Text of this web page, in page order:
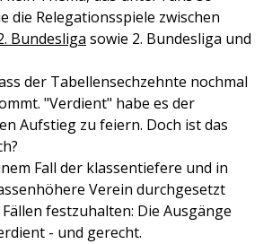
die Relegationsspiele zwischen
Bundesliga sowie 2. Bundesliga und
der Tabellensechzehnte nochmal
"Verdient" habe es der
Aufstieg zu feiern. Doch ist das
Fall der klassentiefere und in
Verein durchgesetzt
festzuhalten: Die Ausgänge
- und gerecht.